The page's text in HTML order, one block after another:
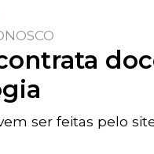
ser feitas pelo